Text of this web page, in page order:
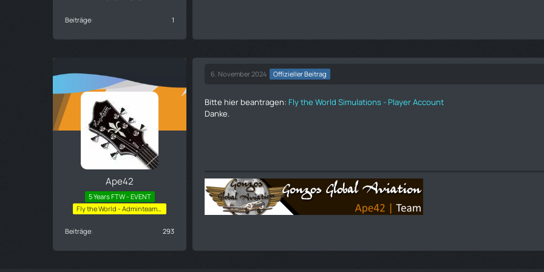
Beiträge 1
Ape42
5 Years FTW - EVENT
Beiträge 293
6. November 2024 Offizieller Beitrag
Bitte hier beantragen: Fly the World Simulations - Player Account
Danke.